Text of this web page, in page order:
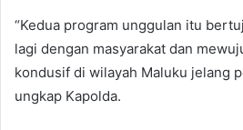
“Kedua program unggulan itu
lagi dengan masyarakat dan
kondusif di wilayah Maluku jelang
ungkap Kapolda.